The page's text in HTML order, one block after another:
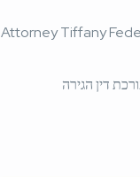
Attorney Tiffany
דין הגירה